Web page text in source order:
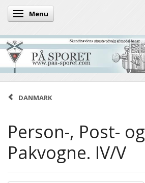
Toggle navigation
Menu
DANMARK
Person-, Post- og
Pakvogne. IV/V